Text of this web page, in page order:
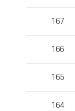
목,
조
167
166
165
164